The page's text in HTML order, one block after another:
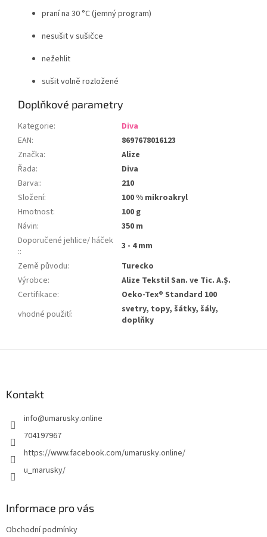
praní na 30 °C (jemný program)
nesušit v sušičce
nežehlit
sušit volně rozložené
Doplňkové parametry
Kategorie:
Diva
EAN:
8697678016123
Značka:
Alize
Řada:
Diva
Barva::
210
Složení:
100 % mikroakryl
Hmotnost:
100 g
Návin:
350 m
Doporučené jehlice/ háček
::
3 - 4 mm
Země původu:
Turecko
Výrobce:
Alize Tekstil San. ve Tic. A.Ş.
Certifikace:
Oeko-Tex® Standard 100
vhodné použití:
svetry, topy, šátky, šály,
doplňky
Kontakt
info@umarusky.online
704197967
https://www.facebook.com/umarusky.online/
u_marusky/
Informace pro vás
Obchodní podmínky